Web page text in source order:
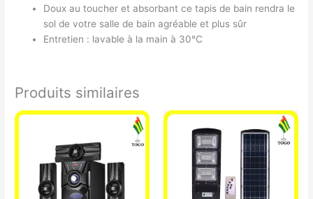
Doux au toucher et absorbant ce tapis de bain rendra le
sol de votre salle de bain agréable et plus sûr
Entretien : lavable à la main à 30°C
Produits similaires